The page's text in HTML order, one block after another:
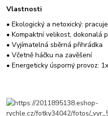
Vlastnosti
• Ekologický a netoxický:
• Kompaktní velikost, dokonalá
• Vyjímatelná sběrná přihrádka
• Včetně háčku na zavěšení
• Energeticky úsporný provoz: